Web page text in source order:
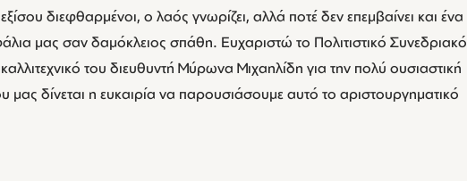
διεφθαρμένοι, ο λαός γνωρίζει, αλλά ποτέ δεν επεμβαίνει και ένα
μας σαν δαμόκλειος σπάθη. Ευχαριστώ το Πολιτιστικό Συνεδριακό
του διευθυντή Μύρωνα Μιχαηλίδη για την πολύ ουσιαστική
δίνεται η ευκαιρία να παρουσιάσουμε αυτό το αριστουργηματικό